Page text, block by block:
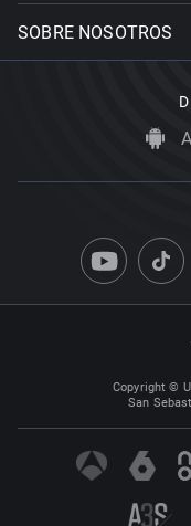
SOBRE NOSOTROS
Copyright ©
San